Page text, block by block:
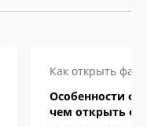
Как открыть файл
Особенности
чем открыть